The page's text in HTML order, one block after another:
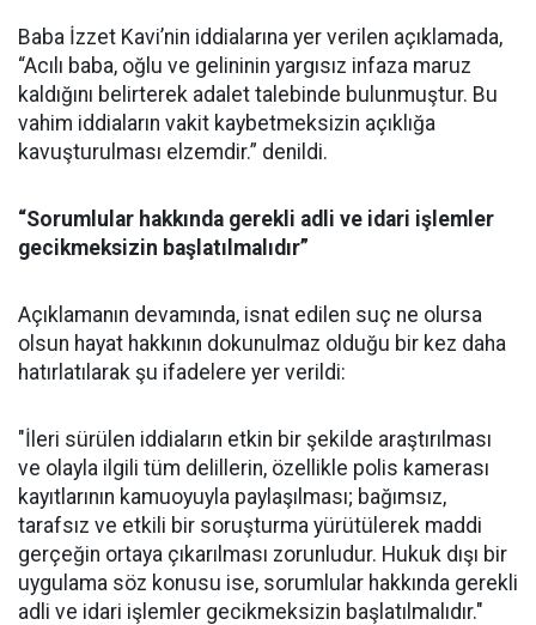
Baba İzzet Kavi’nin iddialarına yer verilen açıklamada,
“Acılı baba, oğlu ve gelininin yargısız infaza maruz
kaldığını belirterek adalet talebinde bulunmuştur. Bu
vahim iddiaların vakit kaybetmeksizin açıklığa
kavuşturulması elzemdir.” denildi.
“Sorumlular hakkında gerekli adli ve idari işlemler
gecikmeksizin başlatılmalıdır”
Açıklamanın devamında, isnat edilen suç ne olursa
olsun hayat hakkının dokunulmaz olduğu bir kez daha
hatırlatılarak şu ifadelere yer verildi:
"İleri sürülen iddiaların etkin bir şekilde araştırılması
ve olayla ilgili tüm delillerin, özellikle polis kamerası
kayıtlarının kamuoyuyla paylaşılması; bağımsız,
tarafsız ve etkili bir soruşturma yürütülerek maddi
gerçeğin ortaya çıkarılması zorunludur. Hukuk dışı bir
uygulama söz konusu ise, sorumlular hakkında gerekli
adli ve idari işlemler gecikmeksizin başlatılmalıdır."